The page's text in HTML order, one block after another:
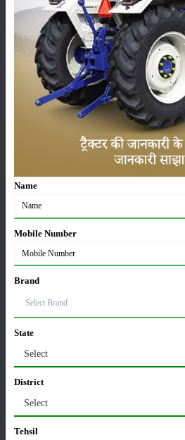
व्यापार के
तक पहुंच
बनाने के
श्रेणी
फसल भंडारण
कीटनाशकपशुपालन
कृषि
यंत्र
Name
Mobile Number
Brand
State
Select
District
Select
Tehsil